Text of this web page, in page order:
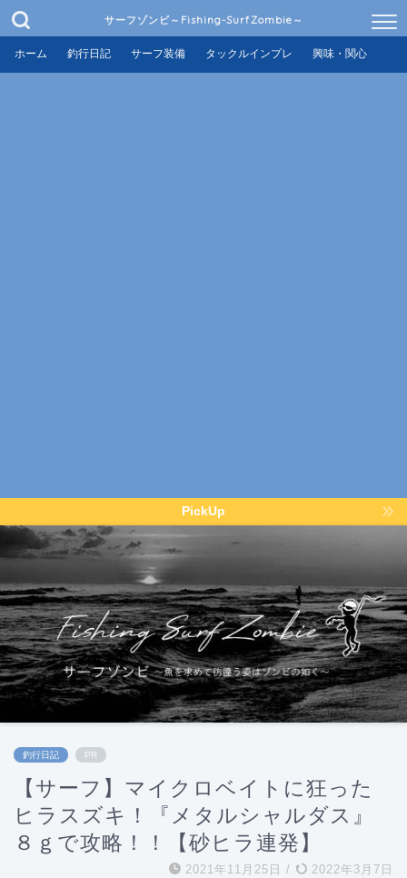
サーフゾンビ～Fishing-SurfZombie～
ホーム 釣行日記 サーフ装備 タックルインプレ 興味・関心
PickUp
釣行日記 PR
【サーフ】マイクロベイトに狂った
ヒラスズキ！『メタルシャルダス』
８ｇで攻略！！【砂ヒラ連発】
2021年11月25日 / 2022年3月7日